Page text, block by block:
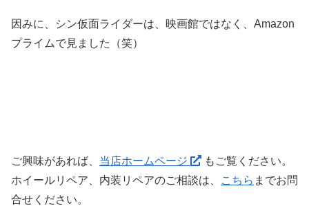
因みに、シン仮面ライダーは、映画館ではなく、Amazon
プライムで見ました（笑）
ご興味があれば、 当店ホームページ
もご覧ください。
ホイールリペア、内装リペアのご相談は、
こちら までお問
合せください。